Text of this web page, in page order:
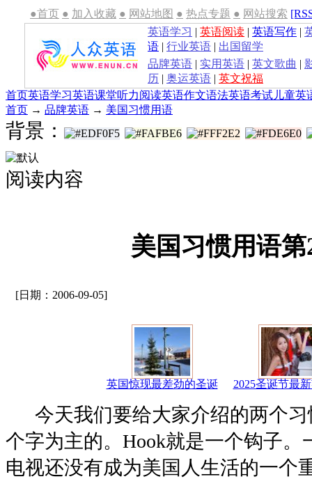
●首页 ● 加入收藏 ● 网站地图 ● 热点专题 ● 网站搜索
英语学习 | 英语阅读 | 英语写作 |
语 | 行业英语 | 出国留学
品牌英语 | 实用英语 | 英文歌曲 |
历 | 奥运英语 | 英文祝福
首页英语学习英语课堂听力阅读英语作文语法英语考试 儿童英
首页 → 品牌英语 → 美国习惯用语
背景：
阅读内容
美国习惯用语第
[日期：2006-09-05]
英国惊现最差劲的圣诞 2025圣诞节最
今天我们要给大家介绍的两个习
个字为主的。Hook就是一个钩子。
电视还没有成为美国人生活的一个